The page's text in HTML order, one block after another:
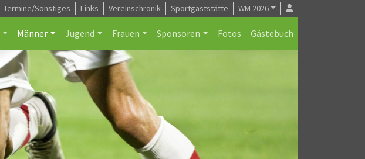
Termine/Sonstiges Links Vereinschronik Sportgaststätte WM 2026
Männer Jugend Frauen Sponsoren Fotos Gästebuch